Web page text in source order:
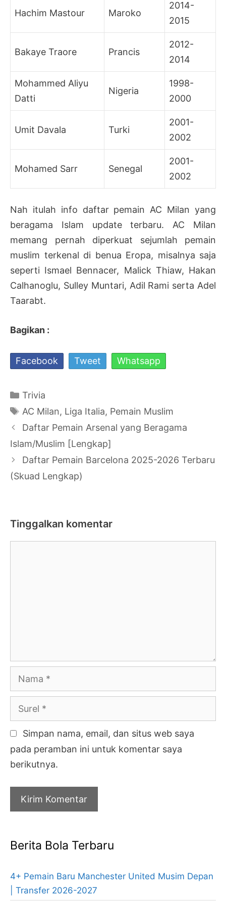
Hachim Mastour Maroko
2014-
2015
Bakaye Traore Prancis
2012-
2014
Mohammed Aliyu
Datti
Nigeria
1998-
2000
Umit Davala Turki
2001-
2002
Mohamed Sarr Senegal
2001-
2002
Nah itulah info daftar pemain AC Milan yang
beragama Islam update terbaru. AC Milan
memang pernah diperkuat sejumlah pemain
muslim terkenal di benua Eropa, misalnya saja
seperti Ismael Bennacer, Malick Thiaw, Hakan
Calhanoglu, Sulley Muntari, Adil Rami serta Adel
Taarabt.
Bagikan :
Facebook Tweet Whatsapp
Kategori
Trivia
Tag
AC Milan, Liga Italia, Pemain Muslim
Navigasi
Tulisan
Daftar Pemain Arsenal yang Beragama
Islam/Muslim [Lengkap]
Daftar Pemain Barcelona 2025-2026 Terbaru
(Skuad Lengkap)
Tinggalkan komentar
Nama
Surel
Simpan nama, email, dan situs web saya
pada peramban ini untuk komentar saya
berikutnya.
Berita Bola Terbaru
4+ Pemain Baru Manchester United Musim Depan
| Transfer 2026-2027